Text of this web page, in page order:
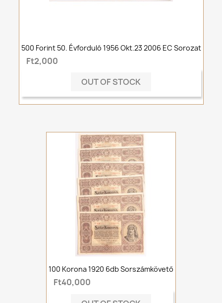
500 Forint 50. Évforduló 1956 Okt.23 2006 EC Sorozat
Ft2,000
OUT OF STOCK
100 Korona 1920 6db Sorszámkövető
Ft40,000